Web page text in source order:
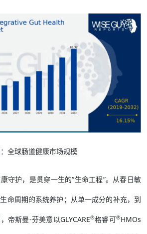
全球肠道健康市场规模
守护，是贯穿一生的“生命工程”。从春日敏
命周期的系统养护；从单一成分的补充，到
帝斯曼-芬美意以GLYCARE®格睿可®HMOs